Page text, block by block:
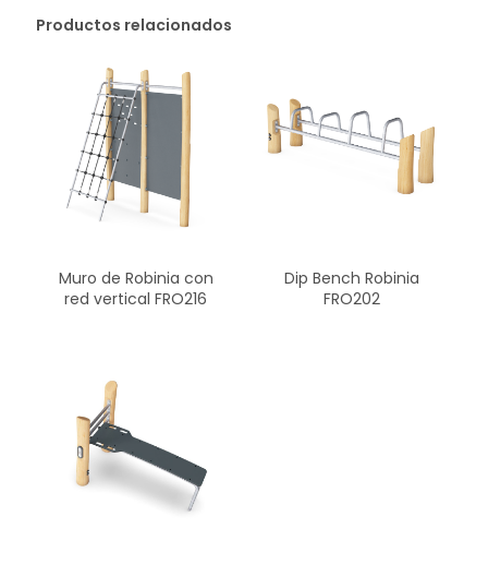
Productos relacionados
Muro de Robinia con
red vertical FRO216
Dip Bench Robinia
FRO202